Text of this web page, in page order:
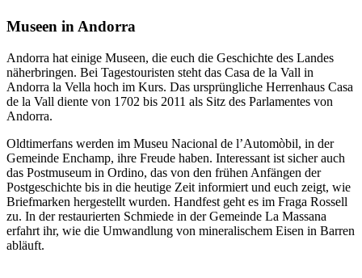
Museen in Andorra
Andorra hat einige Museen, die euch die Geschichte des Landes
näherbringen. Bei Tagestouristen steht das Casa de la Vall in
Andorra la Vella hoch im Kurs. Das ursprüngliche Herrenhaus Casa
de la Vall diente von 1702 bis 2011 als Sitz des Parlamentes von
Andorra.
Oldtimerfans werden im Museu Nacional de l’Automòbil, in der
Gemeinde Enchamp, ihre Freude haben. Interessant ist sicher auch
das Postmuseum in Ordino, das von den frühen Anfängen der
Postgeschichte bis in die heutige Zeit informiert und euch zeigt, wie
Briefmarken hergestellt wurden. Handfest geht es im Fraga Rossell
zu. In der restaurierten Schmiede in der Gemeinde La Massana
erfahrt ihr, wie die Umwandlung von mineralischem Eisen in Barren
abläuft.